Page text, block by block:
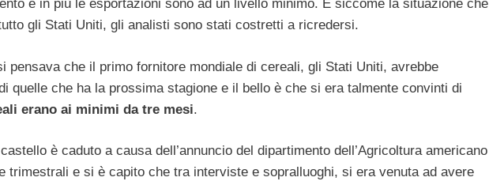
e in più le esportazioni sono ad un livello minimo. E siccome la situazione che
gli Stati Uniti, gli analisti sono stati costretti a ricredersi.
pensava che il primo fornitore mondiale di cereali, gli Stati Uniti, avrebbe
quelle che ha la prossima stagione e il bello è che si era talmente convinti di
erano ai minimi da tre mesi.
è caduto a causa dell’annuncio del dipartimento dell’Agricoltura americano
trimestrali e si è capito che tra interviste e sopralluoghi, si era venuta ad avere